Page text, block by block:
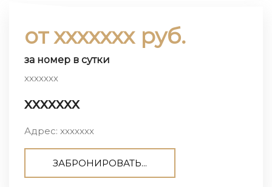
от ххххххх руб.
за номер в сутки
ххххххх
ххххххх
Адрес: ххххххх
ЗАБРОНИРОВАТЬ...